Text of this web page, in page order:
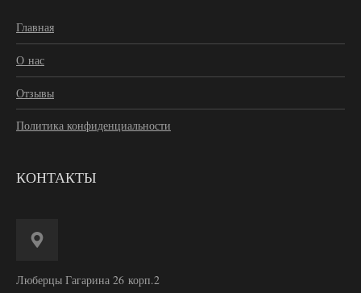
Главная
О нас
Отзывы
Политика конфиденциальности
КОНТАКТЫ
Люберцы Гагарина 26 корп.2